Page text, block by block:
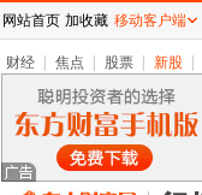
财经 | 焦点 | 股票 | 新股 |
网站首页 加收藏 移动客户端